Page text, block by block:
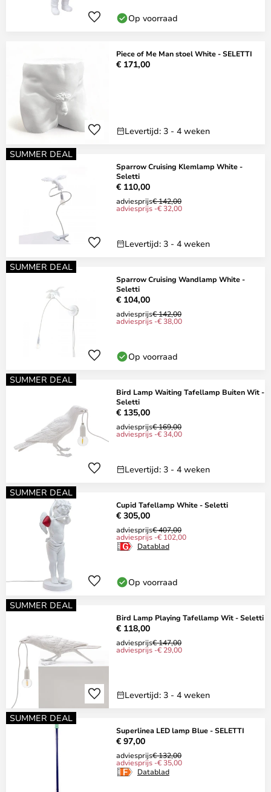
Op voorraad
Piece of Me Man stoel White - SELETTI
€ 171,00
Levertijd: 3 - 4 weken
SUMMER DEAL
Sparrow Cruising Klemlamp White -
Seletti
€ 110,00
adviesprijs€ 142,00
adviesprijs -€ 32,00
Levertijd: 3 - 4 weken
SUMMER DEAL
Sparrow Cruising Wandlamp White -
Seletti
€ 104,00
adviesprijs€ 142,00
adviesprijs -€ 38,00
Op voorraad
SUMMER DEAL
Bird Lamp Waiting Tafellamp Buiten Wit -
Seletti
€ 135,00
adviesprijs€ 169,00
adviesprijs -€ 34,00
Levertijd: 3 - 4 weken
SUMMER DEAL
Cupid Tafellamp White - Seletti
€ 305,00
adviesprijs€ 407,00
adviesprijs -€ 102,00
Datablad
Op voorraad
SUMMER DEAL
Bird Lamp Playing Tafellamp Wit - Seletti
€ 118,00
adviesprijs€ 147,00
adviesprijs -€ 29,00
Levertijd: 3 - 4 weken
SUMMER DEAL
Superlinea LED lamp Blue - SELETTI
€ 97,00
adviesprijs€ 132,00
adviesprijs -€ 35,00
Datablad